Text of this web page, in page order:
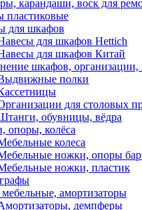
карандаши, воск для
для шкафов
для шкафов Hettich
для шкафов Китай
шкафов,
полки
для столовых
обувницы, вёдра
опоры, колёса
колеса
ножки, опоры
ножки, пластик
амортизаторы
демпферы